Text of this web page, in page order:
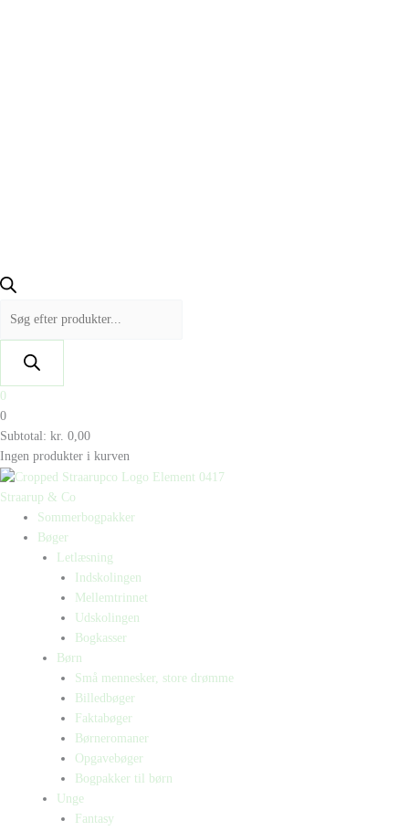
0
0
Subtotal: kr. 0,00
Ingen produkter i kurven
Straarup & Co
Sommerbogpakker
Bøger
Letlæsning
Indskolingen
Mellemtrinnet
Udskolingen
Bogkasser
Børn
Små mennesker, store drømme
Billedbøger
Faktabøger
Børneromaner
Opgavebøger
Bogpakker til børn
Unge
Fantasy